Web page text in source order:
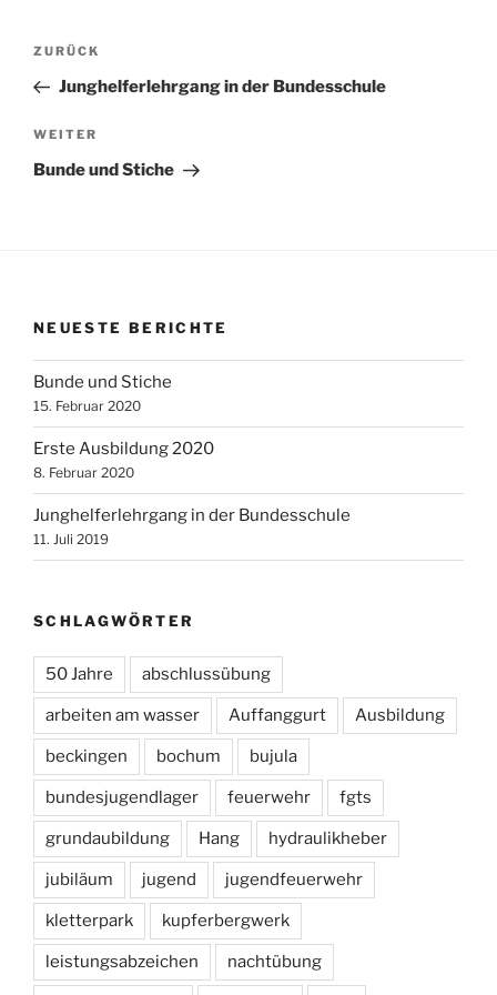
Beitragsnavigation
Vorheriger
Beitrag
ZURÜCK
Junghelferlehrgang in der Bundesschule
Nächster
Beitrag
WEITER
Bunde und Stiche
NEUESTE BERICHTE
Bunde und Stiche
15. Februar 2020
Erste Ausbildung 2020
8. Februar 2020
Junghelferlehrgang in der Bundesschule
11. Juli 2019
SCHLAGWÖRTER
50 Jahre abschlussübung
arbeiten am wasser Auffanggurt Ausbildung
beckingen bochum bujula
bundesjugendlager feuerwehr fgts
grundaubildung Hang hydraulikheber
jubiläum jugend jugendfeuerwehr
kletterpark kupferbergwerk
leistungsabzeichen nachtübung